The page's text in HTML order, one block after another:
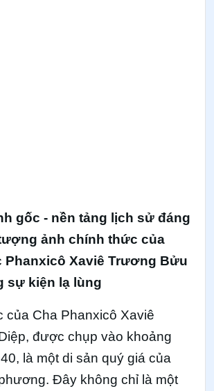
gốc - nền tảng lịch sử đáng
ảnh chính thức của
Phanxicô Xaviê Trương Bửu
sự kiện lạ lùng
của Cha Phanxicô Xaviê
được chụp vào khoảng
là một di sản quý giá của
Đây không chỉ là một